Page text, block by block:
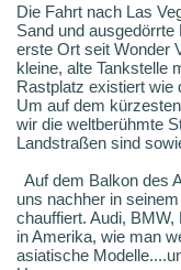
Die Fahrt nach Las
Sand und
erste Ort seit Wonder
kleine, alte Tankstelle
Rastplatz existiert wie
Um auf dem
wir die weltberühmte
Landstraßen sind
Auf dem Balkon des
uns nachher in
chauffiert. Audi,
in Amerika, wie man
asiatische